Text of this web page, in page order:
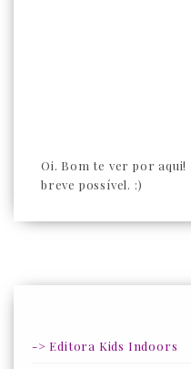
Oi. Bom te ver por aqui!
breve possível. :)
-> Editora Kids Indoors